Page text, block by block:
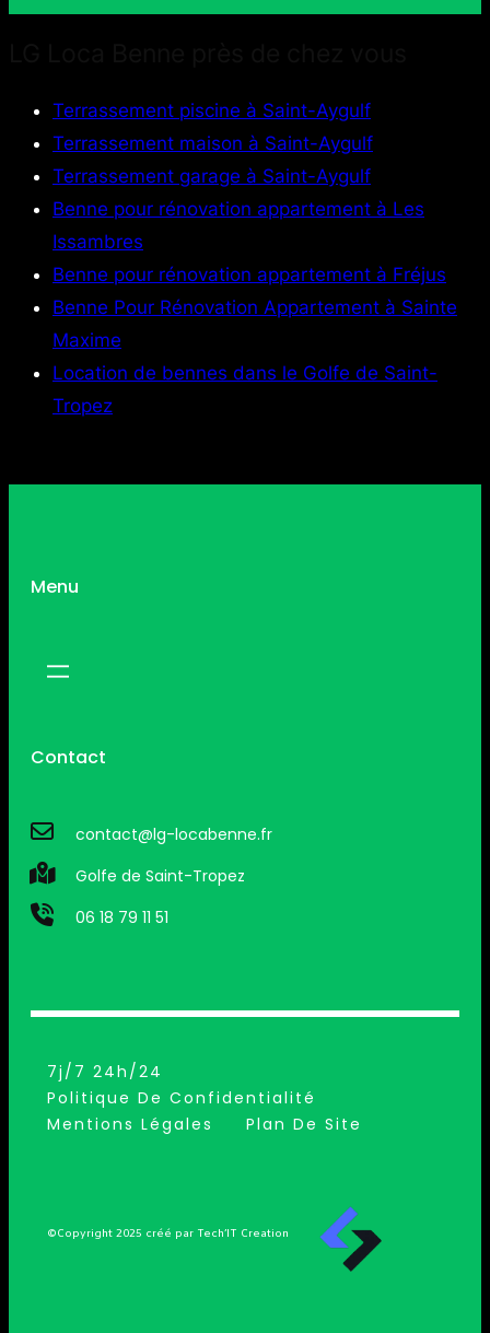
Terrassement piscine à Saint-Aygulf
Terrassement maison à Saint-Aygulf
Terrassement garage à Saint-Aygulf
Benne pour rénovation appartement à Les
Issambres
Benne pour rénovation appartement à Fréjus
Benne Pour Rénovation Appartement à Sainte
Maxime
Location de bennes dans le Golfe de Saint-
Tropez
Menu
Contact
contact@lg-locabenne.fr
Golfe de Saint-Tropez
06 18 79 11 51
7j/7 24h/24
Politique De Confidentialité
Mentions Légales
Plan De Site
©Copyright 2025 créé par Tech’IT Creation